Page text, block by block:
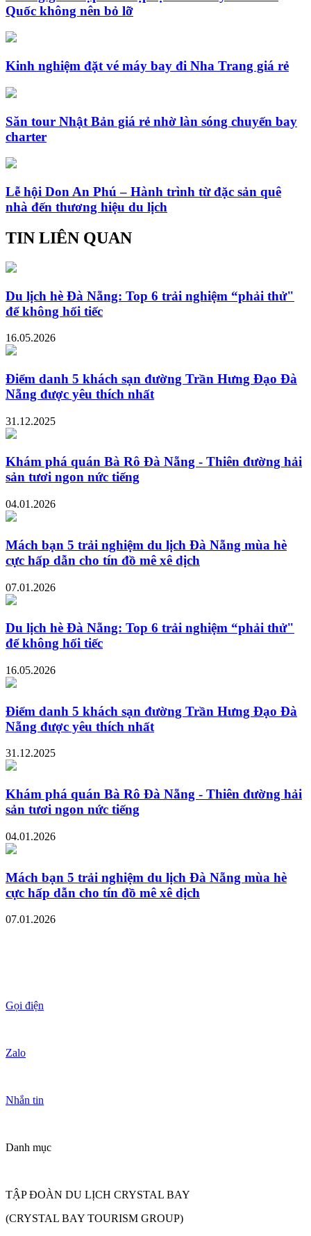
Quốc không nên bỏ lỡ
Kinh nghiệm đặt vé máy bay đi Nha Trang giá rẻ
Săn tour Nhật Bản giá rẻ nhờ làn sóng chuyến bay
charter
Lễ hội Don An Phú – Hành trình từ đặc sản quê
nhà đến thương hiệu du lịch
TIN LIÊN QUAN
Du lịch hè Đà Nẵng: Top 6 trải nghiệm “phải thử"
để không hối tiếc
16.05.2026
Điểm danh 5 khách sạn đường Trần Hưng Đạo Đà
Nẵng được yêu thích nhất
31.12.2025
Khám phá quán Bà Rô Đà Nẵng - Thiên đường hải
sản tươi ngon nức tiếng
04.01.2026
Mách bạn 5 trải nghiệm du lịch Đà Nẵng mùa hè
cực hấp dẫn cho tín đồ mê xê dịch
07.01.2026
Du lịch hè Đà Nẵng: Top 6 trải nghiệm “phải thử"
để không hối tiếc
16.05.2026
Điểm danh 5 khách sạn đường Trần Hưng Đạo Đà
Nẵng được yêu thích nhất
31.12.2025
Khám phá quán Bà Rô Đà Nẵng - Thiên đường hải
sản tươi ngon nức tiếng
04.01.2026
Mách bạn 5 trải nghiệm du lịch Đà Nẵng mùa hè
cực hấp dẫn cho tín đồ mê xê dịch
07.01.2026
Gọi điện
Zalo
Nhắn tin
Danh mục
TẬP ĐOÀN DU LỊCH CRYSTAL BAY
(CRYSTAL BAY TOURISM GROUP)